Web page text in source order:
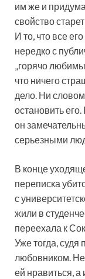
им же и
свойство
И то, что все
нередко с
„горячо
что ничего
дело. Ни
остановить
он
серьезными
В конце
переписка
с
жили в
переехала к
Уже тогда, судя
любовником. Не
ей нравиться, а